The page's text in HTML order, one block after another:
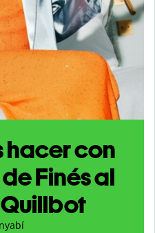
hacer con
Finés al